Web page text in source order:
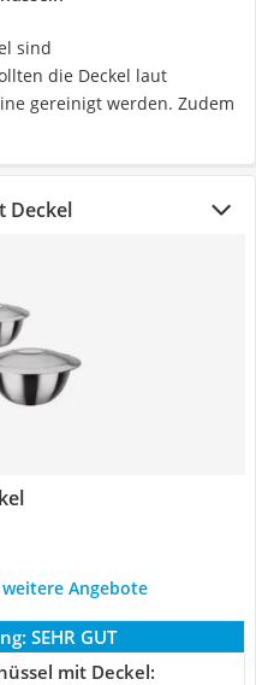
sind
die Deckel laut
gereinigt werden. Zudem
Deckel
Angebote
SEHR GUT
mit Deckel: